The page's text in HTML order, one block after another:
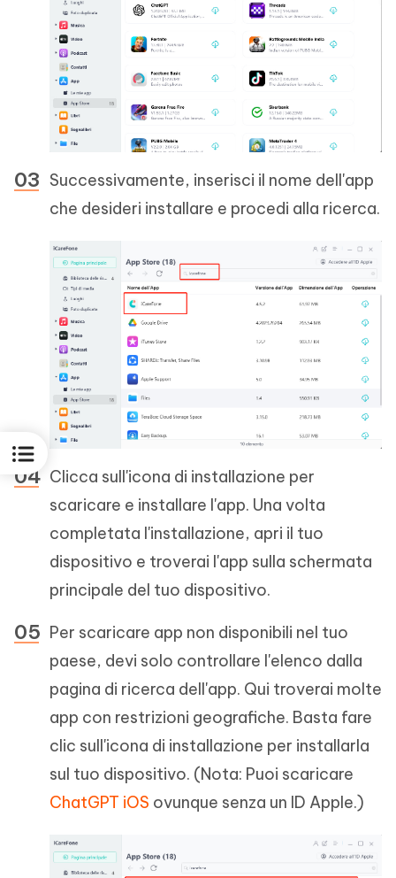
Successivamente, inserisci il nome dell'app
che desideri installare e procedi alla ricerca.
Clicca sull'icona di installazione per
scaricare e installare l'app. Una volta
completata l'installazione, apri il tuo
dispositivo e troverai l'app sulla schermata
principale del tuo dispositivo.
Per scaricare app non disponibili nel tuo
paese, devi solo controllare l'elenco dalla
pagina di ricerca dell'app. Qui troverai molte
app con restrizioni geografiche. Basta fare
clic sull'icona di installazione per installarla
sul tuo dispositivo. (Nota: Puoi scaricare
ChatGPT iOS ovunque senza un ID Apple.)